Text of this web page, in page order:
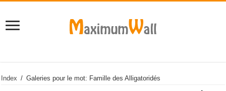
Index / Galeries pour le mot: Famille des Alligatoridés